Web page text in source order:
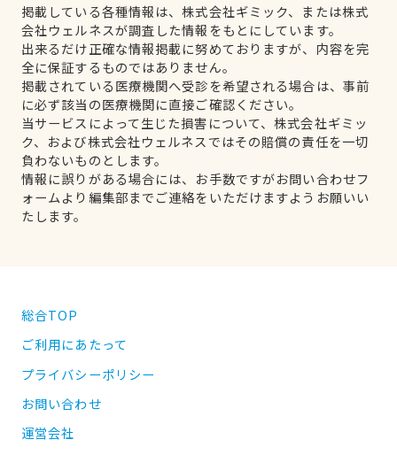
掲載している各種情報は、株式会社ギミック、または株式
会社ウェルネスが調査した情報をもとにしています。
出来るだけ正確な情報掲載に努めておりますが、内容を完
全に保証するものではありません。
掲載されている医療機関へ受診を希望される場合は、事前
に必ず該当の医療機関に直接ご確認ください。
当サービスによって生じた損害について、株式会社ギミッ
ク、および株式会社ウェルネスではその賠償の責任を一切
負わないものとします。
情報に誤りがある場合には、お手数ですがお問い合わせフ
ォームより編集部までご連絡をいただけますようお願いい
たします。
総合TOP
ご利用にあたって
プライバシーポリシー
お問い合わせ
運営会社